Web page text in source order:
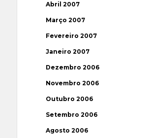
Abril 2007
Março 2007
Fevereiro 2007
Janeiro 2007
Dezembro 2006
Novembro 2006
Outubro 2006
Setembro 2006
Agosto 2006